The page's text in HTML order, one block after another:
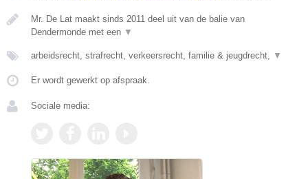
Mr. De Lat maakt sinds 2011 deel uit van de balie van
Dendermonde met een ▼
arbeidsrecht, strafrecht, verkeersrecht, familie & jeugdrecht, ▼
Er wordt gewerkt op afspraak.
Sociale media: